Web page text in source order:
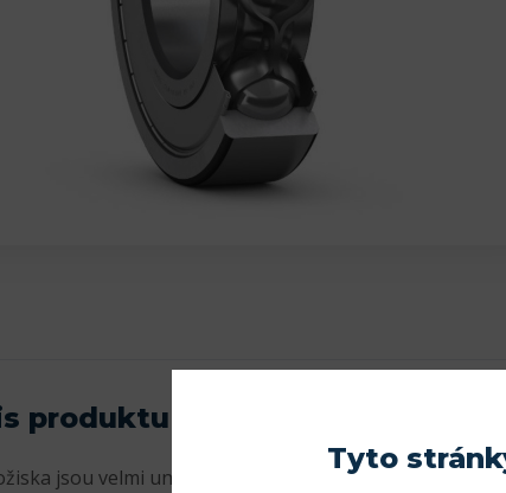
produktu
jsou velmi univerzální. Jsou vhodná pro vysoké a
Tyto